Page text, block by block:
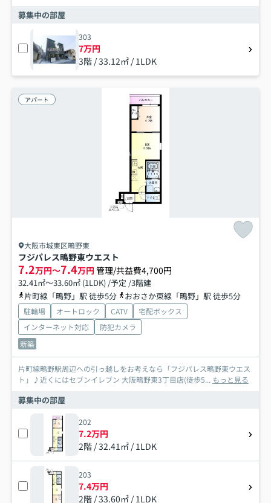
募集中の部屋
303
7万円
3階 / 33.12㎡ / 1LDK
アパート
大阪市城東区鴫野東
フジパレス鴫野東ウエスト
7.2万円～7.4万円 管理/共益費4,700円
32.41㎡～33.60㎡ (1LDK) /予定 /3階建
片町線「鴫野」駅 徒歩5分
おおさか東線「鴫野」駅 徒歩5分
駐輪場 オートロック CATV
宅配ボックス
インターネット対応
防犯カメラ
新築
片町線鴫野駅周辺への引っ越しをお考えなら「フジパレス鴫野東ウエス
ト」♪近くにはセブンイレブン 大阪鴫野東3丁目店(徒歩5... もっと見る
募集中の部屋
202
7.2万円
2階 / 32.41㎡ / 1LDK
203
7.4万円
2階 / 33.60㎡ / 1LDK